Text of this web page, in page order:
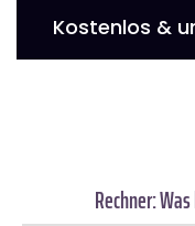
Kostenlos &
Rechner: